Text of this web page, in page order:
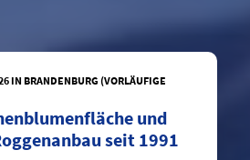
IN BRANDENBURG (VORLÄUFIGE
und
seit 1991